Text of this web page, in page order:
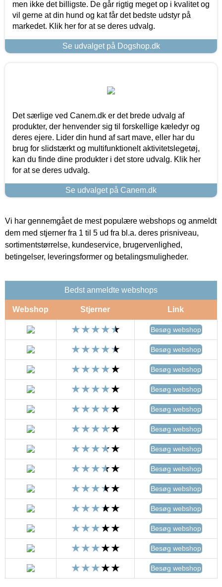
men ikke det billigste. De går rigtig meget op i kvalitet og
vil gerne at din hund og kat får det bedste udstyr på
markedet. Klik her for at se deres udvalg.
Se udvalget på Dogshop.dk
Det særlige ved Canem.dk er det brede udvalg af
produkter, der henvender sig til forskellige kæledyr og
deres ejere. Lider din hund af sart mave, eller har du
brug for slidstærkt og multifunktionelt aktivitetslegetøj,
kan du finde dine produkter i det store udvalg. Klik her
for at se deres udvalg.
Se udvalget på Canem.dk
Vi har gennemgået de mest populære webshops og anmeldt
dem med stjerner fra 1 til 5 ud fra bl.a. deres prisniveau,
sortimentstørrelse, kundeservice, brugervenlighed,
betingelser, leveringsformer og betalingsmuligheder.
Bedst anmeldte webshops
Webshop Stjerner Link
Besøg webshop
Besøg webshop
Besøg webshop
Besøg webshop
Besøg webshop
Besøg webshop
Besøg webshop
Besøg webshop
Besøg webshop
Besøg webshop
Besøg webshop
Besøg webshop
Besøg webshop